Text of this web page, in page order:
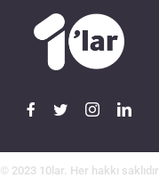
© 2023 10lar. Her hakkı saklıdır